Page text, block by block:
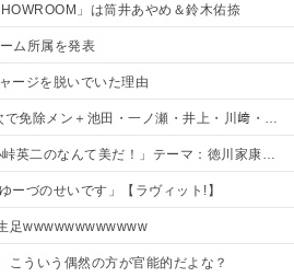
」は筒井あやめ＆鈴木佑捺
ム所属を発表
ージを脱いでいた理由
ン＋池田・一ノ瀬・井上・川﨑・菅原・中西が全完売
美だ！」テーマ：徳川家康【2025.8.5 24:00〜 TOKYO MX】
ーづのせいです」【ラヴィット!】
足wwwwwwwwwwww
こういう偶然の方が官能的だよな？